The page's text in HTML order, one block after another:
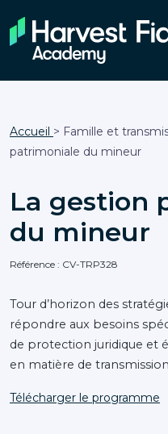
Accueil > Famille et
patrimoniale du mineur
La gestion
du mineur
Référence : CV-TRP328
Tour d’horizon des
répondre aux besoins
de protection juridique et
en matière de
Télécharger le programme